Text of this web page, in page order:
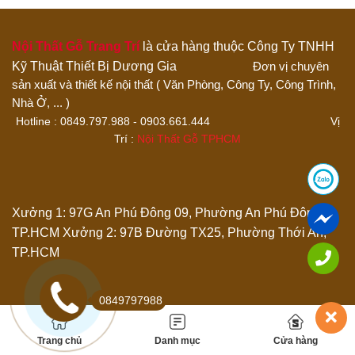
Trang chủ Danh mục Cửa hàng
Các định dạng ảnh được chấp nhận: jpg,png.
Email*
Nội Thất Gỗ Trang Trílà cửa hàng thuộc Công Ty TNHH
Kỹ Thuật Thiết Bị Dương Gia
Đơn vị chuyên
sản xuất và thiết kế nội thất ( Văn Phòng, Công Ty, Công Trình,
Nhà Ở, ... )
Hotline : 0849.797.988 - 0903.661.444 Vị
Trí : Nội Thất Gỗ TPHCM
Xưởng 1: 97G An Phú Đông 09, Phường An Phú Đông,
TP.HCM Xưởng 2: 97B Đường TX25, Phường Thới An,
TP.HCM
0849797988